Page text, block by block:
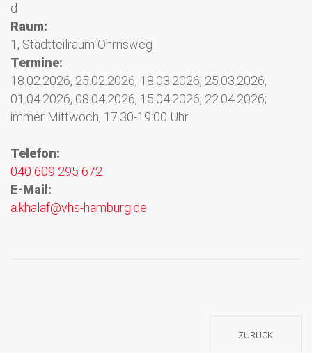
d
Raum:
1, Stadtteilraum Ohrnsweg
Termine:
18.02.2026, 25.02.2026, 18.03.2026, 25.03.2026,
01.04.2026, 08.04.2026, 15.04.2026, 22.04.2026;
immer Mittwoch, 17.30-19:00 Uhr
Telefon:
040 609 295 672
E-Mail:
a.khalaf@vhs-hamburg.de
ZURÜCK